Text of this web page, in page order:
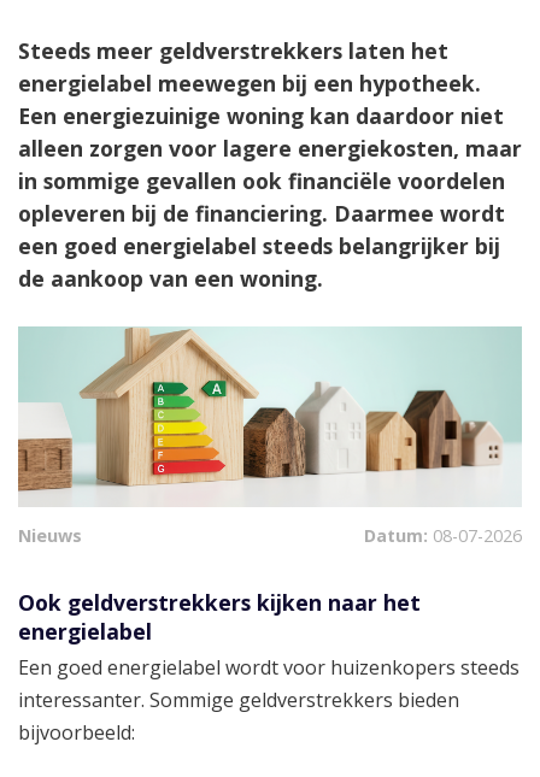
Steeds meer geldverstrekkers laten het
energielabel meewegen bij een hypotheek.
Een energiezuinige woning kan daardoor niet
alleen zorgen voor lagere energiekosten, maar
in sommige gevallen ook financiële voordelen
opleveren bij de financiering. Daarmee wordt
een goed energielabel steeds belangrijker bij
de aankoop van een woning.
Nieuws Datum: 08-07-2026
Ook geldverstrekkers kijken naar het
energielabel
Een goed energielabel wordt voor huizenkopers steeds
interessanter. Sommige geldverstrekkers bieden
bijvoorbeeld: